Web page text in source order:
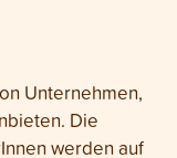
Unternehmen,
Die
werden auf